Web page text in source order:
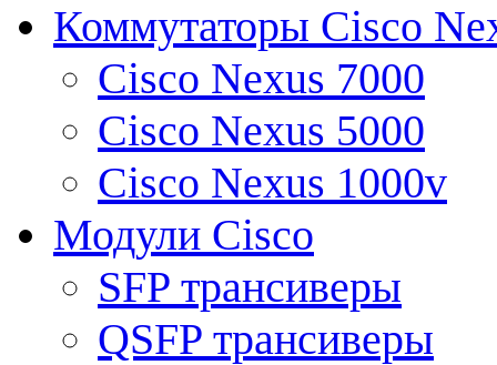
Коммутаторы Cisco
Cisco Nexus 7000
Cisco Nexus 5000
Cisco Nexus 1000v
Модули Cisco
SFP трансиверы
QSFP трансиверы